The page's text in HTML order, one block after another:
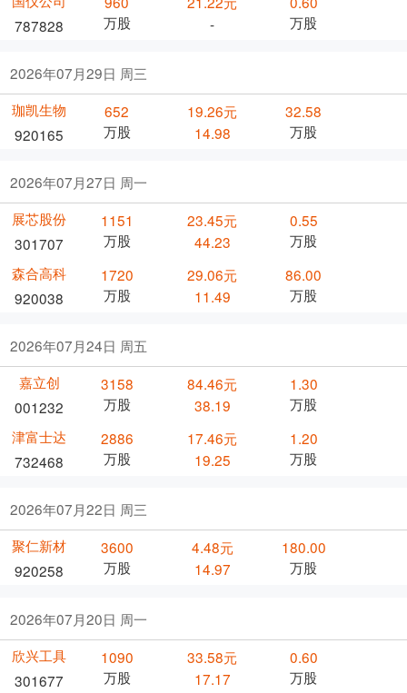
787828
万股
-
万股
2026年07月29日 周三
珈凯生物
920165
652
万股
19.26元
14.98
32.58
万股
2026年07月27日 周一
展芯股份
301707
1151
万股
23.45元
44.23
0.55
万股
森合高科
920038
1720
万股
29.06元
11.49
86.00
万股
2026年07月24日 周五
嘉立创
001232
3158
万股
84.46元
38.19
1.30
万股
津富士达
732468
2886
万股
17.46元
19.25
1.20
万股
2026年07月22日 周三
聚仁新材
920258
3600
万股
4.48元
14.97
180.00
万股
2026年07月20日 周一
欣兴工具
301677
1090
万股
33.58元
17.17
0.60
万股